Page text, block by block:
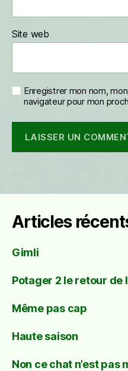
Site web
Enregistrer mon nom,
navigateur pour mon
Articles
Gimli
Potager 2 le retour de
Même pas cap
Haute saison
Non ce chat n’est pas